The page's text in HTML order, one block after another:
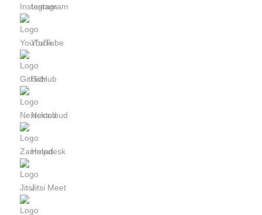
Instagram
YouTube
GitHub
Nextcloud
Helpdesk
Jitsi Meet